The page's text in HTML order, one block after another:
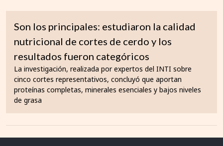
Son los principales: estudiaron la calidad
nutricional de cortes de cerdo y los
resultados fueron categóricos
La investigación, realizada por expertos del INTI sobre
cinco cortes representativos, concluyó que aportan
proteínas completas, minerales esenciales y bajos niveles
de grasa